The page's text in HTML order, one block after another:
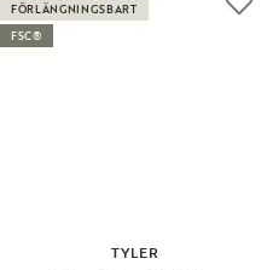
TYLER
FÖRLÄNGNINGSBART
FSC®